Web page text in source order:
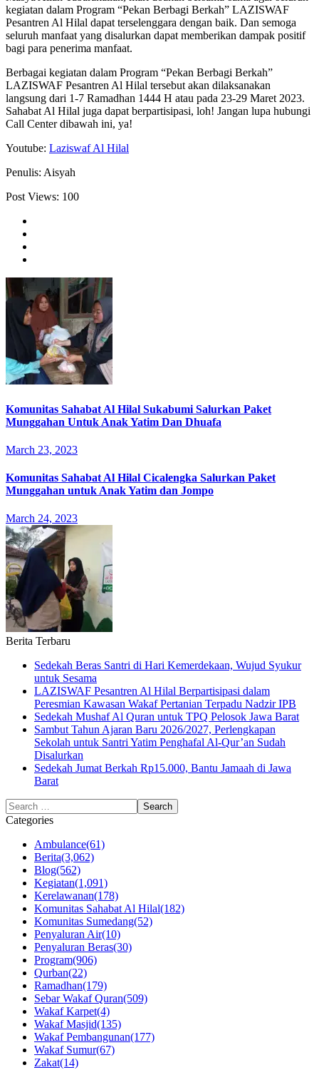
kegiatan dalam Program “Pekan Berbagi Berkah” LAZISWAF
Pesantren Al Hilal dapat terselenggara dengan baik. Dan semoga
seluruh manfaat yang disalurkan dapat memberikan dampak positif
bagi para penerima manfaat.
Berbagai kegiatan dalam Program “Pekan Berbagi Berkah”
LAZISWAF Pesantren Al Hilal tersebut akan dilaksanakan
langsung dari 1-7 Ramadhan 1444 H atau pada 23-29 Maret 2023.
Sahabat Al Hilal juga dapat berpartisipasi, loh! Jangan lupa hubungi
Call Center dibawah ini, ya!
Youtube: Laziswaf Al Hilal
Penulis: Aisyah
Post Views: 100
Komunitas Sahabat Al Hilal Sukabumi Salurkan Paket
Munggahan Untuk Anak Yatim Dan Dhuafa
March 23, 2023
Komunitas Sahabat Al Hilal Cicalengka Salurkan Paket
Munggahan untuk Anak Yatim dan Jompo
March 24, 2023
Berita Terbaru
Sedekah Beras Santri di Hari Kemerdekaan, Wujud Syukur
untuk Sesama
LAZISWAF Pesantren Al Hilal Berpartisipasi dalam
Peresmian Kawasan Wakaf Pertanian Terpadu Nadzir IPB
Sedekah Mushaf Al Quran untuk TPQ Pelosok Jawa Barat
Sambut Tahun Ajaran Baru 2026/2027, Perlengkapan
Sekolah untuk Santri Yatim Penghafal Al-Qur’an Sudah
Disalurkan
Sedekah Jumat Berkah Rp15.000, Bantu Jamaah di Jawa
Barat
Categories
Ambulance(61)
Berita(3,062)
Blog(562)
Kegiatan(1,091)
Kerelawanan(178)
Komunitas Sahabat Al Hilal(182)
Komunitas Sumedang(52)
Penyaluran Air(10)
Penyaluran Beras(30)
Program(906)
Qurban(22)
Ramadhan(179)
Sebar Wakaf Quran(509)
Wakaf Karpet(4)
Wakaf Masjid(135)
Wakaf Pembangunan(177)
Wakaf Sumur(67)
Zakat(14)